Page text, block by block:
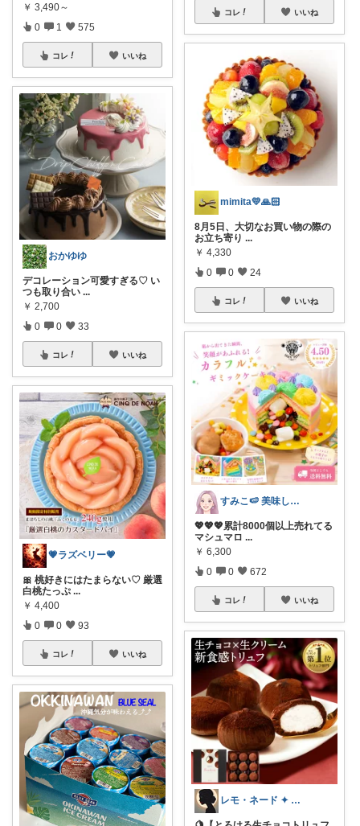
￥ 3,490～
0 1 575
コレ いいね
おかゆゆ
デコレーション可愛すぎる♡ い
つも取り合い ...
￥ 2,700
0 0 33
コレ いいね
💗ラズベリー💗
🎀 桃好きにはたまらない♡ 厳選
白桃たっぷ ...
￥ 4,400
0 0 93
コレ いいね
コレ いいね
mimita💛🙏🏻
8月5日、大切なお買い物の際の
お立ち寄り︎ ...
￥ 4,330
0 0 24
コレ いいね
すみこ🍉 美味しいものたくさん🍧
💖💖💖累計8000個以上売れてる
マシュマロ ...
￥ 6,300
0 0 672
コレ いいね
レモ・ネード ✦ セレクト 🍋